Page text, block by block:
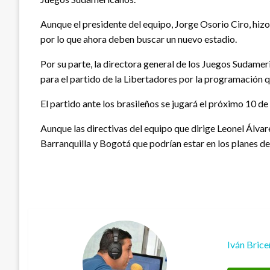
Aunque el presidente del equipo, Jorge Osorio Ciro,
por lo que ahora deben buscar un nuevo estadio.
Por su parte, la directora general de los Juegos
para el partido de la Libertadores por la programación
El partido ante los brasileños se jugará el próximo 10
Aunque las directivas del equipo que dirige Leonel
Barranquilla y Bogotá que podrían estar en los planes
Iván